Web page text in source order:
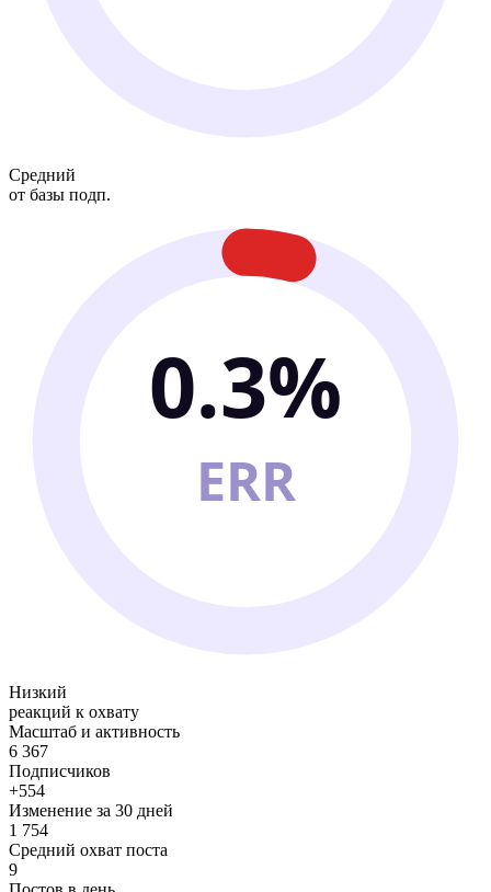
Средний
от базы подп.
0.3%
ERR
Низкий
реакций к охвату
Масштаб и активность
6 367
Подписчиков
+554
Изменение за 30 дней
1 754
Средний охват поста
9